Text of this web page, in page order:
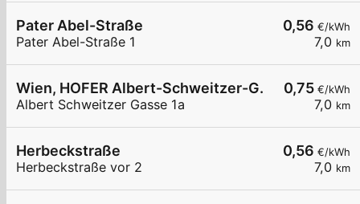
0,56 €/kWh
7,0 km
Pater Abel-Straße
Pater Abel-Straße 1
0,75 €/kWh
7,0 km
Wien, HOFER Albert-Schweitzer-G.
Albert Schweitzer Gasse 1a
0,56 €/kWh
7,0 km
Herbeckstraße
Herbeckstraße vor 2